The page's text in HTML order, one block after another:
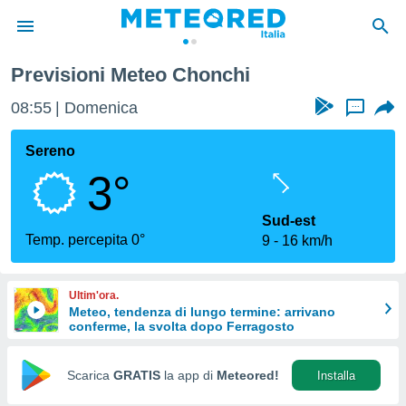
di
per
le
di
Web
Previsioni Meteo Chonchi
08:55 Domenica ...
Sereno
3°
Temp. percepita 0°
Sud-est
9
16 km/h
Ultim'ora.
Meteo, tendenza di lungo termine: arrivano
conferme, la svolta dopo Ferragosto
Scarica GRATIS la app di Meteored! Installa